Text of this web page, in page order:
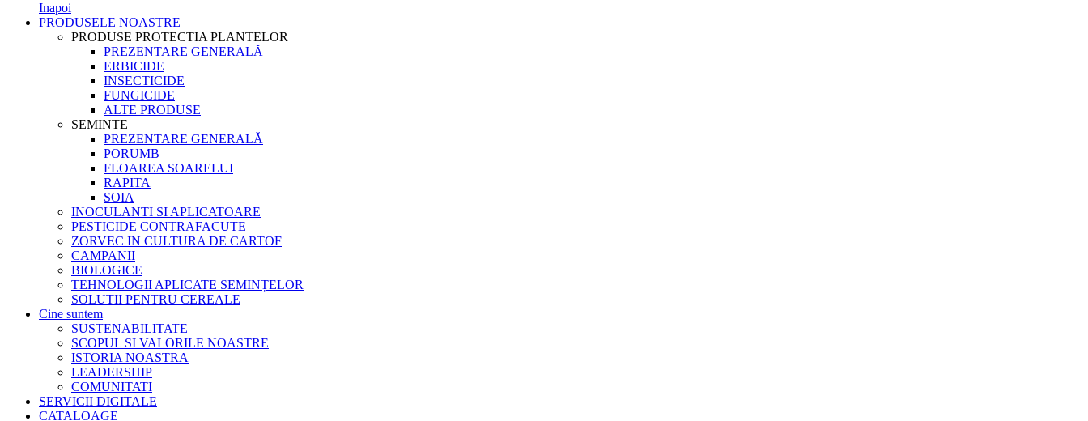
Inapoi
PRODUSELE NOASTRE
PRODUSE PROTECTIA PLANTELOR
PREZENTARE GENERALĂ
ERBICIDE
INSECTICIDE
FUNGICIDE
ALTE PRODUSE
SEMINTE
PREZENTARE GENERALĂ
PORUMB
FLOAREA SOARELUI
RAPITA
SOIA
INOCULANTI SI APLICATOARE
PESTICIDE CONTRAFACUTE
ZORVEC IN CULTURA DE CARTOF
CAMPANII
BIOLOGICE
TEHNOLOGII APLICATE SEMINȚELOR
SOLUTII PENTRU CEREALE
Cine suntem
SUSTENABILITATE
SCOPUL SI VALORILE NOASTRE
ISTORIA NOASTRA
LEADERSHIP
COMUNITATI
SERVICII DIGITALE
CATALOAGE